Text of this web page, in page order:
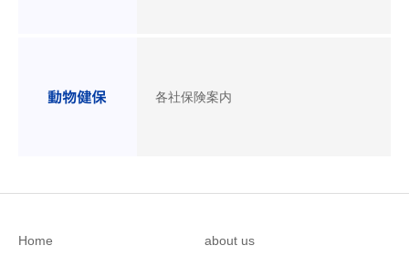
各社保険案内
Home about us